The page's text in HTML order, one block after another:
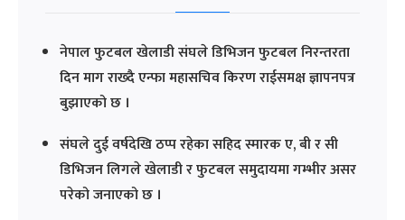
नेपाल फुटबल खेलाडी संघले डिभिजन फुटबल निरन्तरता
दिन माग राख्दै एन्फा महासचिव किरण राईसमक्ष ज्ञापनपत्र
बुझाएको छ ।
संघले दुई वर्षदेखि ठप्प रहेका सहिद स्मारक ए, बी र सी
डिभिजन लिगले खेलाडी र फुटबल समुदायमा गम्भीर असर
परेको जनाएको छ ।